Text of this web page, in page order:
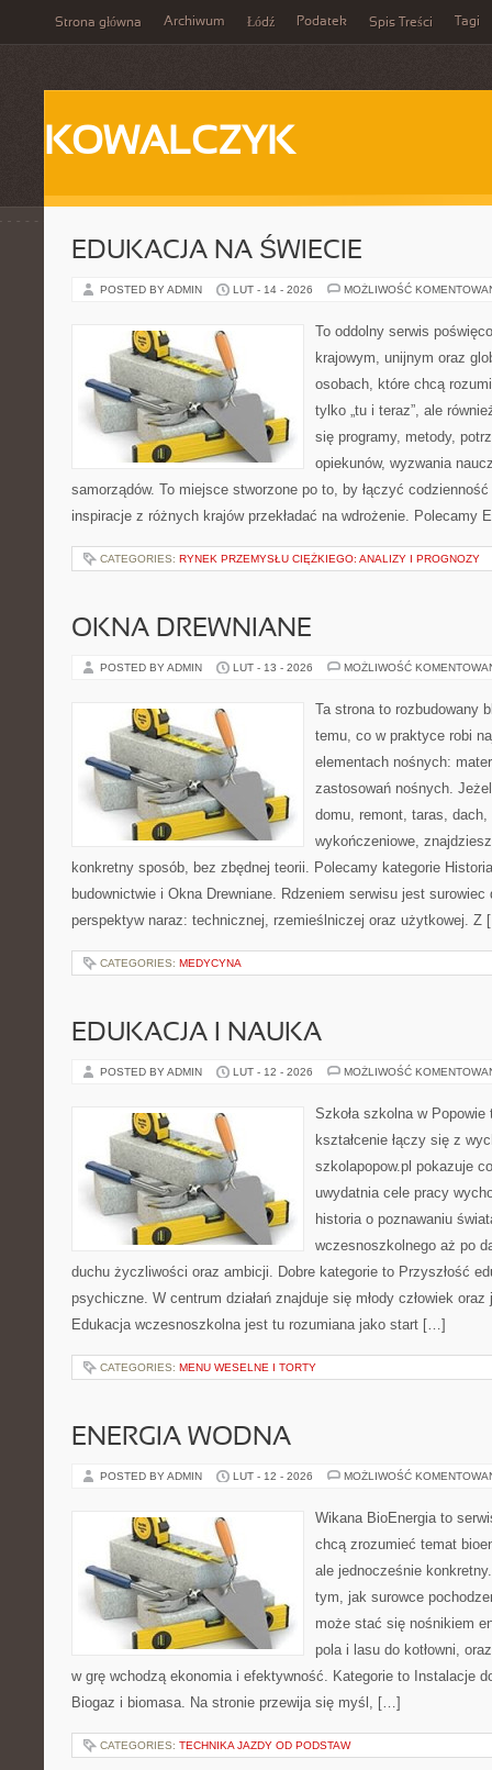
Strona główna Archiwum Łódź Podatek Spis Treści Tagi
KOWALCZYK
EDUKACJA NA ŚWIECIE
POSTED BY ADMIN LUT - 14 - 2026 MOŻLIWOŚĆ
To oddolny serwis
krajowym, unijnym oraz
osobach, które chcą
tylko „tu i teraz”, ale
się programy, metody,
opiekunów, wyzwania
samorządów. To miejsce stworzone po to, by łączyć
inspiracje z różnych krajów przekładać na wdrożenie. Polecamy
CATEGORIES: RYNEK PRZEMYSŁU CIĘŻKIEGO: ANALIZY I PROGNOZY
OKNA DREWNIANE
POSTED BY ADMIN LUT - 13 - 2026 MOŻLIWOŚĆ
Ta strona to rozbudowany
temu, co w praktyce robi
elementach nośnych:
zastosowań nośnych.
domu, remont, taras,
wykończeniowe,
konkretny sposób, bez zbędnej teorii. Polecamy kategorie
budownictwie i Okna Drewniane. Rdzeniem serwisu jest
perspektyw naraz: technicznej, rzemieślniczej oraz użytkowej. Z
CATEGORIES: MEDYCYNA
EDUKACJA I NAUKA
POSTED BY ADMIN LUT - 12 - 2026 MOŻLIWOŚĆ
Szkoła szkolna w
kształcenie łączy się z
szkolapopow.pl pokazuje
uwydatnia cele pracy
historia o poznawaniu
wczesnoszkolnego aż po
duchu życzliwości oraz ambicji. Dobre kategorie to Przyszłość
psychiczne. W centrum działań znajduje się młody człowiek
Edukacja wczesnoszkolna jest tu rozumiana jako start […]
CATEGORIES: MENU WESELNE I TORTY
ENERGIA WODNA
POSTED BY ADMIN LUT - 12 - 2026 MOŻLIWOŚĆ
Wikana BioEnergia to
chcą zrozumieć temat
ale jednocześnie
tym, jak surowce
może stać się nośnikiem
pola i lasu do kotłowni,
w grę wchodzą ekonomia i efektywność. Kategorie to Instalacje
Biogaz i biomasa. Na stronie przewija się myśl, […]
CATEGORIES: TECHNIKA JAZDY OD PODSTAW